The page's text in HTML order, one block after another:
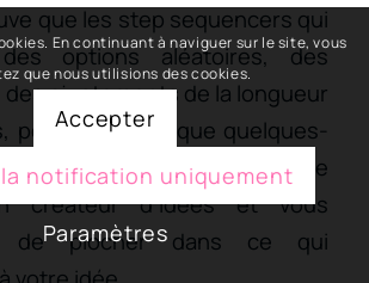
que les step sequencers qui
options aléatoires, des
ajustements de la longueur
pour n’en citer que quelques-
utiles. Ils transforment votre
créateur d’idées et vous
de piocher dans ce qui
En continuant à naviguer sur le site, vous
que nous utilisions des cookies.
Accepter
notification uniquement
Paramètres